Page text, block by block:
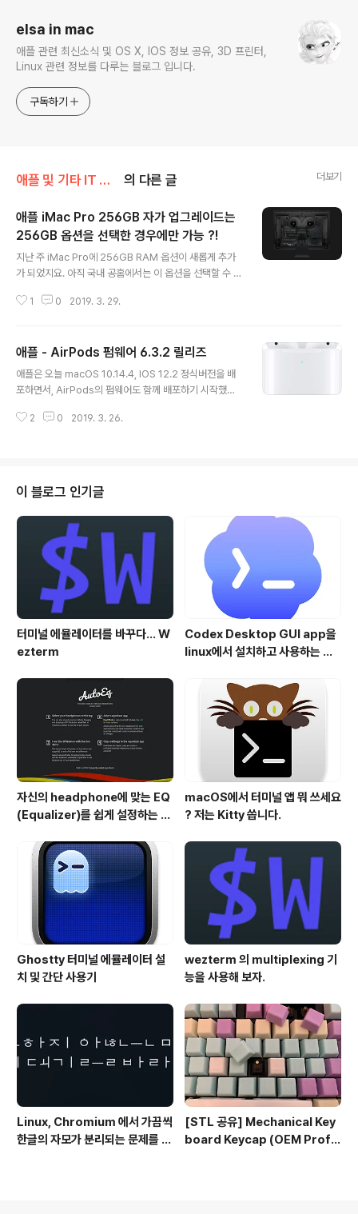
elsa in mac
애플 관련 최신소식 및 OS X, IOS 정보 공유, 3D 프린터,
Linux 관련 정보를 다루는 블로그 입니다.
구독하기
애플 및 기타 IT 소식/애플 관련 소식 의 다른 글 더보기
애플 iMac Pro 256GB 자가 업그레이드는
256GB 옵션을 선택한 경우에만 가능 ?!
지난 주 iMac Pro에 256GB RAM 옵션이 새롭게 추가
가 되었지요. 아직 국내 공홈에서는 이 옵션을 선택할 수 없
을 자가 업그레이드 할 수 있는 Slot를 지원합니다. 하지만,
어쩔 수 없이 전문 사설업체의 도움을 받아야 하지요.. Log
ic Board가 제일 안쪽에 위치하고 있기 때문에, 거의 모든
부속을 다 들어 내어야 RAM Slot을 만날 수 있습니다. iM
4 LRDIMM/RDIMM 288 pin 사양을 지원합니다. LRDI
1 0 2019. 3. 29.
애플 - AirPods 펌웨어 6.3.2 릴리즈
애플은 오늘 macOS 10.14.4, IOS 12.2 정식버전을 배
포하면서, AirPods의 펌웨어도 함께 배포하기 시작했습
연히 포함됩니다. 업데이트 방법은 1. AirPods와 IOS기
서 자동으로 업데이트 됩니다. 업데이트 여부는 케이스에
서 AirPods를 꺼내 착용한 상태에서, 설정 > 일반 > 정보
> AirPods 이름 항목을 선택하면 위와 같은 화면을 통해
확인하실 수 있습니다. 이번 업데이트의 내용은 특별히 알
려진 것은 없습니다.
2 0 2019. 3. 26.
이 블로그 인기글
터미널 에뮬레이터를 바꾸다... W
ezterm
Codex Desktop GUI app을
linux에서 설치하고 사용하는 방
자신의 headphone에 맞는 EQ
(Equalizer)를 쉽게 설정하는 방
macOS에서 터미널 앱 뭐 쓰세요
? 저는 Kitty 씁니다.
Ghostty 터미널 에뮬레이터 설
치 및 간단 사용기
wezterm 의 multiplexing 기
능을 사용해 보자.
Linux, Chromium 에서 가끔씩
한글의 자모가 분리되는 문제를 해
[STL 공유] Mechanical Key
board Keycap (OEM Profil